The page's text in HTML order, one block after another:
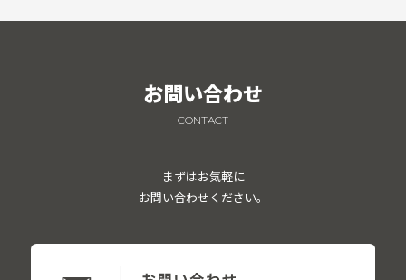
お問い合わせ
CONTACT
まずはお気軽に
お問い合わせください。